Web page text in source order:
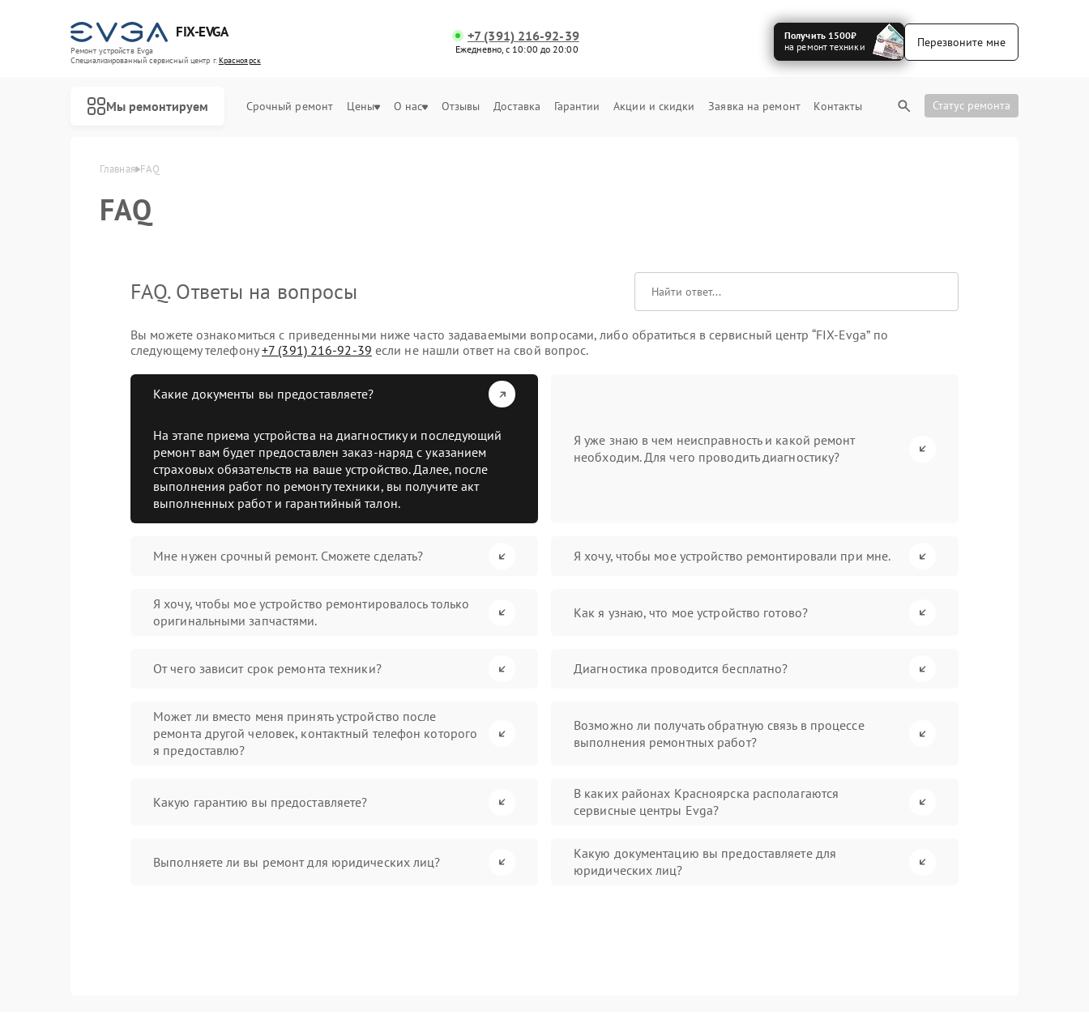
FIX-EVGA
Ремонт устройств Evga
Специализированный cервисный центр г.Красноярск
+7 (391) 216-92-39
Ежедневно, с 10:00 до 20:00
Получить 1500₽
на ремонт техники
Перезвоните мне
Мы ремонтируем Срочный ремонт Цены О нас Отзывы Доставка Гарантии Акции и скидки Заявка на ремонт Контакты Статус ремонта
Главная FAQ
FAQ
FAQ. Ответы на вопросы
Вы можете ознакомиться с приведенными ниже часто задаваемыми вопросами, либо обратиться в сервисный центр “FIX-Evga” по
следующему телефону+7 (391) 216-92-39 если не нашли ответ на свой вопрос.
Какие документы вы предоставляете?
На этапе приема устройства на диагностику и последующий
ремонт вам будет предоставлен заказ-наряд с указанием
страховых обязательств на ваше устройство. Далее, после
выполнения работ по ремонту техники, вы получите акт
выполненных работ и гарантийный талон.
Я уже знаю в чем неисправность и какой ремонт
необходим. Для чего проводить диагностику?
Мне нужен срочный ремонт. Сможете сделать? Я хочу, чтобы мое устройство ремонтировали при мне.
Я хочу, чтобы мое устройство ремонтировалось только
оригинальными запчастями.
Как я узнаю, что мое устройство готово?
От чего зависит срок ремонта техники? Диагностика проводится бесплатно?
Может ли вместо меня принять устройство после
ремонта другой человек, контактный телефон которого
я предоставлю?
Возможно ли получать обратную связь в процессе
выполнения ремонтных работ?
Какую гарантию вы предоставляете?
В каких районах Красноярска располагаются
сервисные центры Evga?
Выполняете ли вы ремонт для юридических лиц?
Какую документацию вы предоставляете для
юридических лиц?